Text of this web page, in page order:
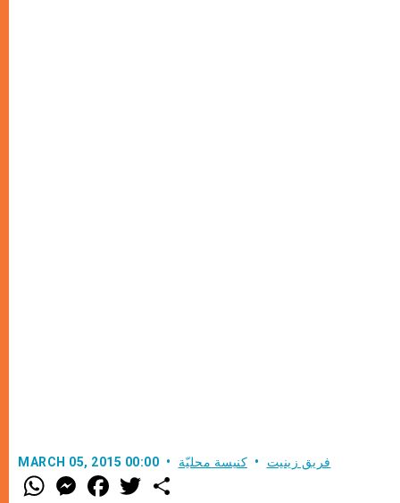
MARCH 05, 2015 00:00 فريق زينيت كنيسة محليّة
W
h
M
e
F
a w